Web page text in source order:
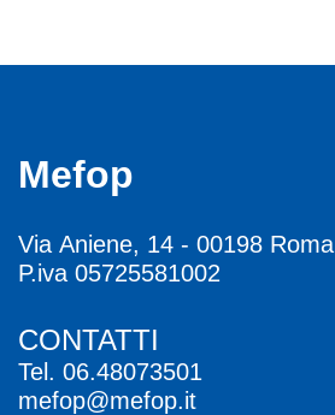
Mefop
Via Aniene, 14 - 00198 Roma
P.iva 05725581002
CONTATTI
Tel. 06.48073501
mefop@mefop.it